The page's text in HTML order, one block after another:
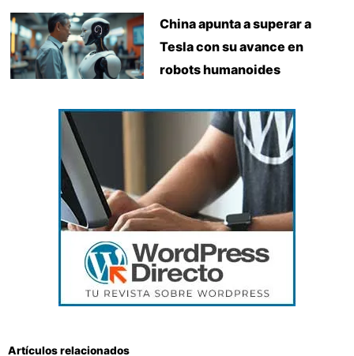
China apunta a superar a
Tesla con su avance en
robots humanoides
Artículos relacionados